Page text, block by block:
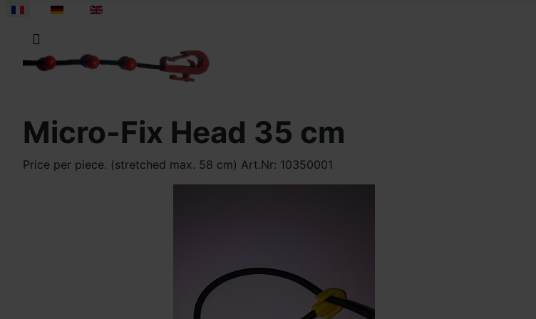
Sélectionnez votre langue
Micro-Fix Head 35 cm
Price per piece. (stretched max. 58 cm) Art.Nr: 10350001